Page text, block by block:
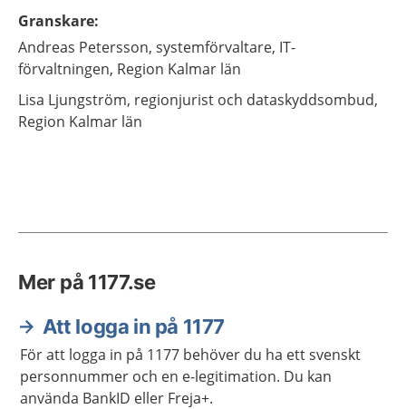
Granskare:
Andreas Petersson, systemförvaltare, IT-
förvaltningen, Region Kalmar län
Lisa Ljungström, regionjurist och dataskyddsombud,
Region Kalmar län
Mer på 1177.se
Att logga in på 1177
För att logga in på 1177 behöver du ha ett svenskt
personnummer och en e-legitimation. Du kan
använda BankID eller Freja+.